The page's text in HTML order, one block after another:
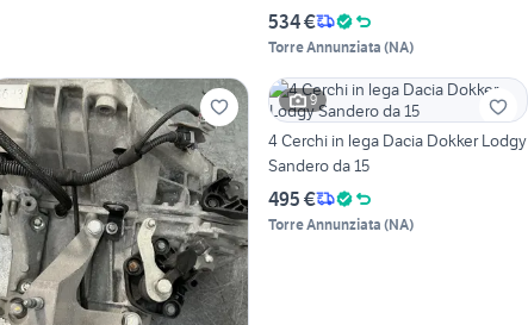
534 €
Torre Annunziata (NA)
9
4 Cerchi in lega Dacia Dokker Lodgy
Sandero da 15
495 €
Torre Annunziata (NA)